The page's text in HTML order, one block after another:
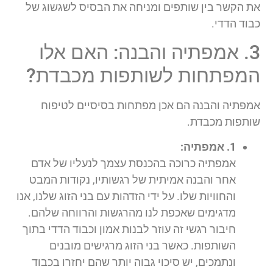
את הקשר בין שותפים ומניחה את הבסיס לשגשוג של
כבוד הדדי.
3. אמפתיה והבנה: האם אלו
המפתחות לשותפות מכבדת?
אמפתיה והבנה הם אכן מפתחות בסיסיים לטיפוח
שותפות מכבדת.
1. אמפתיה:
אמפתיה כרוכה בהכנסת עצמך לנעליו של אדם
אחר והבנה אמיתית של רגשותיו, נקודות המבט
והחוויות שלו. על ידי הזדהות עם בני הזוג שלנו, אנו
מדגימים שאכפת לנו מהרגשות והרווחה שלהם.
חיבור רגשי זה עוזר לבנות אמון וכבוד הדדי בתוך
השותפות. כאשר בני הזוג מרגישים מובנים
ונתמכים, יש סיכוי גבוה יותר שהם יחזרו בכבוד